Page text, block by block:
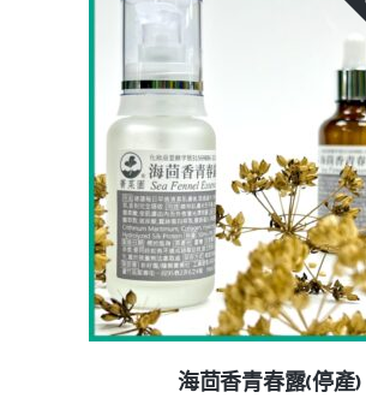
海茴香青春露(停產)